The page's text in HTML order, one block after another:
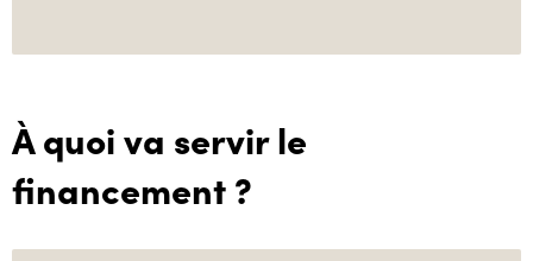
À quoi va servir le
financement ?